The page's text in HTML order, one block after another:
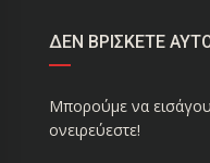
ΔΕΝ ΒΡΙΣΚΕΤΕ
Μπορούμε να
ονειρεύεστε!